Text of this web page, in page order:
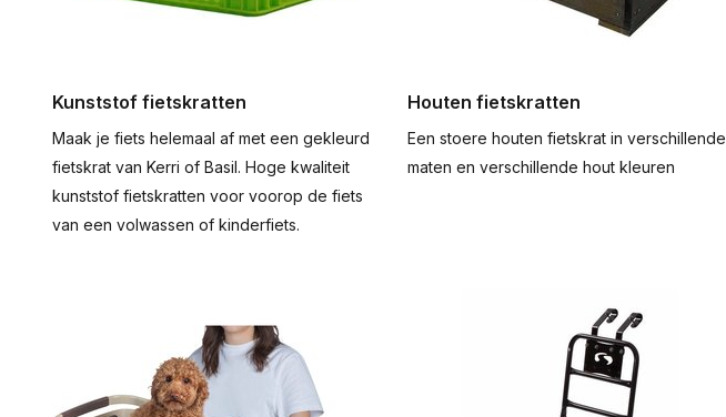
Kunststof fietskratten
Maak je fiets helemaal af met een gekleurd
fietskrat van Kerri of Basil. Hoge kwaliteit
kunststof fietskratten voor voorop de fiets
van een volwassen of kinderfiets.
Houten fietskratten
Een stoere houten fietskrat in verschillende
maten en verschillende hout kleuren